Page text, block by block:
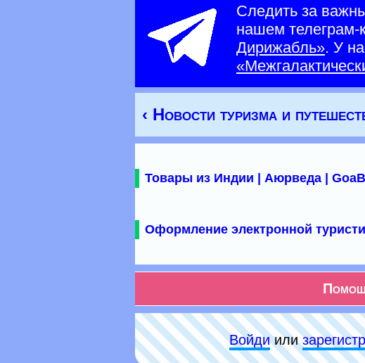
Следить за
нашем телеграм-
Дирижабль». У
‹ Новости туризма и
Товары из Индии | Аюрведа |
Оформление электронной
Войдиили